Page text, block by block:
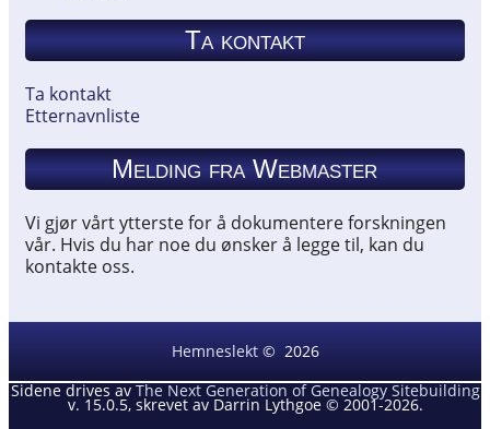
Ta kontakt
Ta kontakt
Etternavnliste
Melding fra Webmaster
Vi gjør vårt ytterste for å dokumentere forskningen
vår. Hvis du har noe du ønsker å legge til, kan du
kontakte oss.
Hemneslekt© 2026
Sidene drives av The Next Generation of Genealogy Sitebuilding
v. 15.0.5, skrevet av Darrin Lythgoe © 2001-2026.